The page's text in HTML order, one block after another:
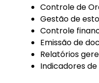
Controle de
Gestão de
Controle
Emissão de
Relatórios
Indicadores